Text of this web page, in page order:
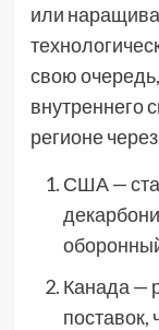
или
свою
внутреннего
регионе
США —
Канада —
поставок,